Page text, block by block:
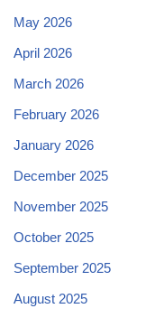
May 2026
April 2026
March 2026
February 2026
January 2026
December 2025
November 2025
October 2025
September 2025
August 2025